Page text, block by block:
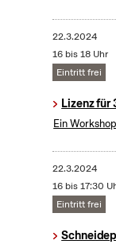
22.3.2024
16 bis 18 Uhr
Eintritt frei
Lizenz für
Ein
22.3.2024
16 bis 17:30
Eintritt frei